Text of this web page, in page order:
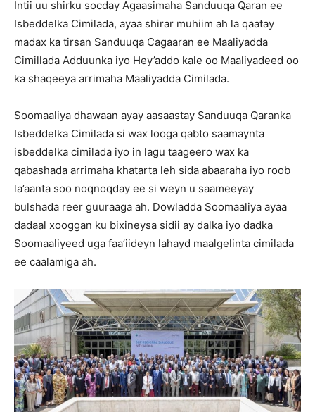
Intii uu shirku socday Agaasimaha Sanduuqa Qaran ee
Isbeddelka Cimilada, ayaa shirar muhiim ah la qaatay
madax ka tirsan Sanduuqa Cagaaran ee Maaliyadda
Cimillada Adduunka iyo Hey’addo kale oo Maaliyadeed oo
ka shaqeeya arrimaha Maaliyadda Cimilada.
Soomaaliya dhawaan ayay aasaastay Sanduuqa Qaranka
Isbeddelka Cimilada si wax looga qabto saamaynta
isbeddelka cimilada iyo in lagu taageero wax ka
qabashada arrimaha khatarta leh sida abaaraha iyo roob
la’aanta soo noqnoqday ee si weyn u saameeyay
bulshada reer guuraaga ah. Dowladda Soomaaliya ayaa
dadaal xooggan ku bixineysa sidii ay dalka iyo dadka
Soomaaliyeed uga faa’iideyn lahayd maalgelinta cimilada
ee caalamiga ah.